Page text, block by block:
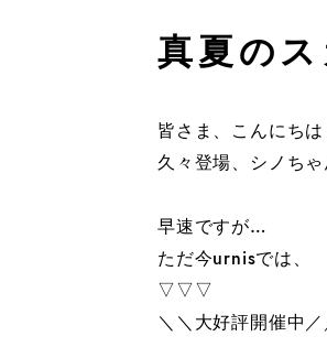
真夏の
皆さま、こんにちは
久々登場、シノち
早速ですが…
ただ今urnisでは、
▽▽▽
＼＼大好評開催中／